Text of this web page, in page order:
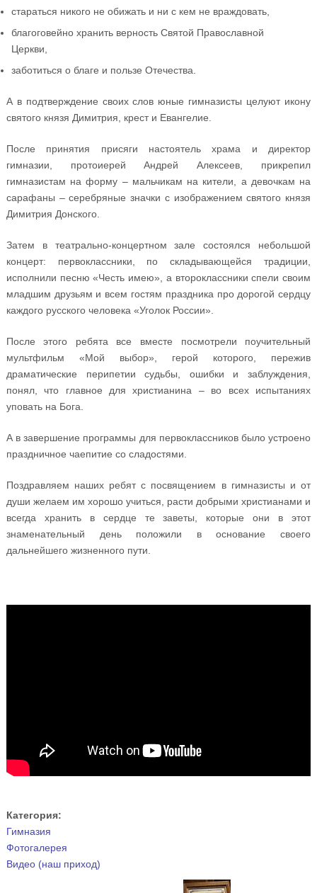
стараться никого не обижать и ни с кем не враждовать,
благоговейно хранить верность Святой Православной
Церкви,
заботиться о благе и пользе Отечества.
А в подтверждение своих слов юные гимназисты целуют икону
святого князя Димитрия, крест и Евангелие.
После принятия присяги настоятель храма и директор
гимназии, протоиерей Андрей Алексеев, прикрепил
гимназистам на форму – мальчикам на кители, а девочкам на
сарафаны – серебряные значки с изображением святого князя
Димитрия Донского.
Затем в театрально-концертном зале состоялся небольшой
концерт: первоклассники, по складывающейся традиции,
исполнили песню «Честь имею», а второклассники спели своим
младшим друзьям и всем гостям праздника про дорогой сердцу
каждого русского человека «Уголок России».
После этого ребята все вместе посмотрели поучительный
мультфильм «Мой выбор», герой которого, пережив
драматические перипетии судьбы, ошибки и заблуждения,
понял, что главное для христианина – во всех испытаниях
уповать на Бога.
А в завершение программы для первоклассников было устроено
праздничное чаепитие со сладостями.
Поздравляем наших ребят с посвящением в гимназисты и от
души желаем им хорошо учиться, расти добрыми христианами и
всегда хранить в сердце те заветы, которые они в этот
знаменательный день положили в основание своего
дальнейшего жизненного пути.
Категория:
Гимназия
Фотогалерея
Видео (наш приход)